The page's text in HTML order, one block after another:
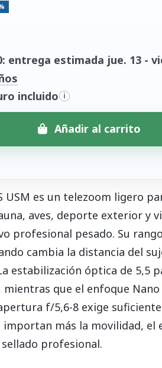
entrega estimada jue. 13 -
incluido i
Añadir al carrito
USM es un telezoom ligero
aves, deporte exterior y
profesional pesado. Su
cambia la distancia del
estabilización óptica de 5,5
mientras que el enfoque
f/5,6-8 exige suficiente
más la movilidad, el
profesional.